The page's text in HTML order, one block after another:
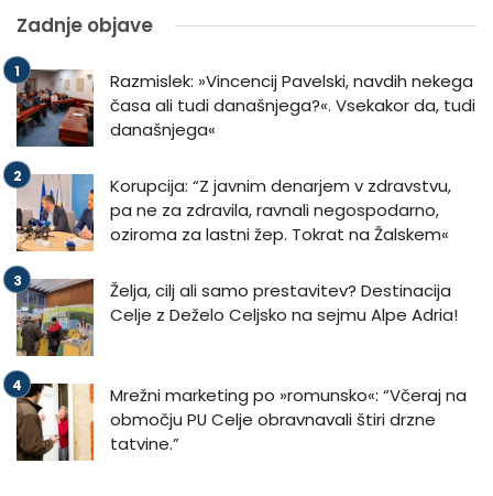
Zadnje objave
Razmislek: »Vincencij Pavelski, navdih nekega
časa ali tudi današnjega?«. Vsekakor da, tudi
današnjega«
Korupcija: “Z javnim denarjem v zdravstvu,
pa ne za zdravila, ravnali negospodarno,
oziroma za lastni žep. Tokrat na Žalskem«
Želja, cilj ali samo prestavitev? Destinacija
Celje z Deželo Celjsko na sejmu Alpe Adria!
Mrežni marketing po »romunsko«: “Včeraj na
območju PU Celje obravnavali štiri drzne
tatvine.”